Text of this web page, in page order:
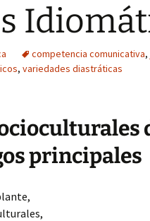
competencia comunicativa,
, variedades diastráticas
principales